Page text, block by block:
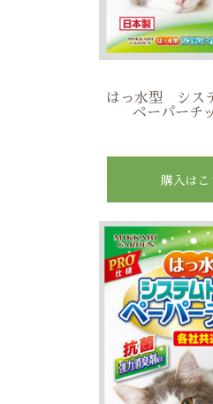
はっ水型 シス
ペーパー
購入はこ